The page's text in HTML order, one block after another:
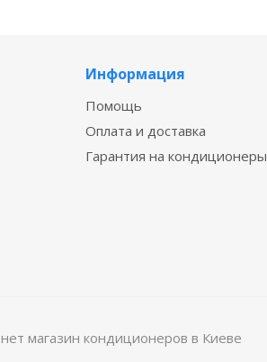
Информация
Помощь
Оплата и доставка
Гарантия на кондиционеры
магазин кондиционеров в Киеве